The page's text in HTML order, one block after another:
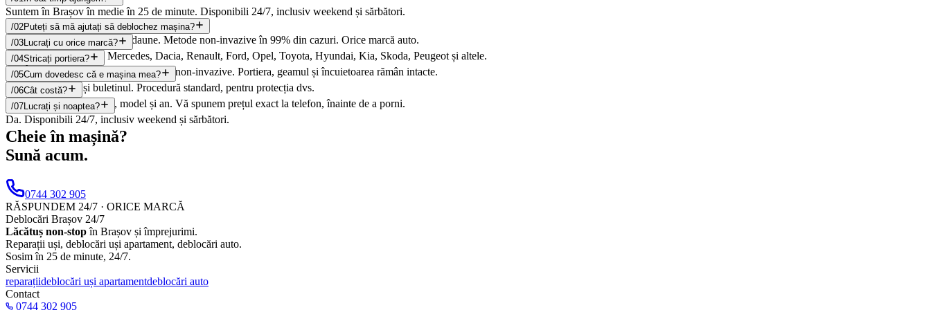
Suntem în Brașov în medie în 25 de minute. Disponibili 24/7, inclusiv weekend și sărbători.
/02Puteți să mă ajutați să deblochez mașina?
Da. Deschidem portiera fără daune. Metode non-invazive în 99% din cazuri. Orice marcă auto.
/03 Lucrați cu orice marcă?
Da. VW, Audi, BMW, Mercedes, Dacia, Renault, Ford, Opel, Toyota, Hyundai, Kia, Skoda, Peugeot și altele.
/04Stricați portiera?
Nu. În 99% din cazuri folosim metode non-invazive. Portiera, geamul și încuietoarea rămân intacte.
/05Cum dovedesc că e mașina mea?
Vă cerem talonul și buletinul. Procedură standard, pentru protecția dvs.
/06Cât costă?
Tariful depinde de marcă, model și an. Vă spunem prețul exact la telefon, înainte de a porni.
/07 Lucrați și noaptea?
Da. Disponibili 24/7, inclusiv weekend și sărbători.
Cheie în mașină?
Sună acum.
0744 302 905
RĂSPUNDEM 24/7 · ORICE MARCĂ
Deblocări Brașov 24/7
Lăcătuș non-stopîn Brașov și împrejurimi.
Reparații uși, deblocări uși apartament, deblocări auto.
Sosim în 25 de minute, 24/7.
Servicii
reparațiideblocări uși apartamentdeblocări auto
Contact
0744 302 905